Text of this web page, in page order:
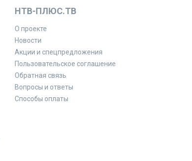
НТВ-ПЛЮС.ТВ
О проекте
Новости
Акции и спецпредложения
Пользовательское соглашение
Обратная связь
Вопросы и ответы
Способы оплаты